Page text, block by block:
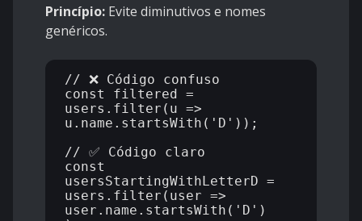
Princípio: Evite diminutivos e nomes
genéricos.
// ❌ Código confuso
const filtered =
users.filter(u =>
u.name.startsWith('D'));
// ✅ Código claro
const
usersStartingWithLetterD =
users.filter(user =>
user.name.startsWith('D')